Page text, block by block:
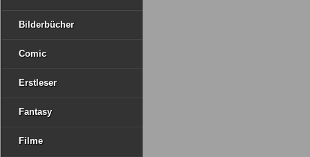
Bilderbücher
Comic
Erstleser
Fantasy
Filme